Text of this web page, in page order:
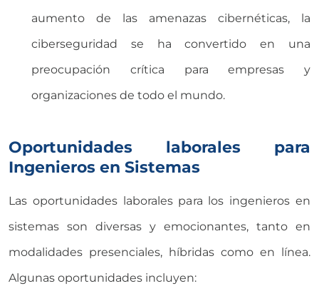
aumento de las amenazas cibernéticas, la
ciberseguridad se ha convertido en una
preocupación crítica para empresas y
organizaciones de todo el mundo.
Oportunidades laborales para
Ingenieros en Sistemas
Las oportunidades laborales para los ingenieros en
sistemas son diversas y emocionantes, tanto en
modalidades presenciales, híbridas como en línea.
Algunas oportunidades incluyen: